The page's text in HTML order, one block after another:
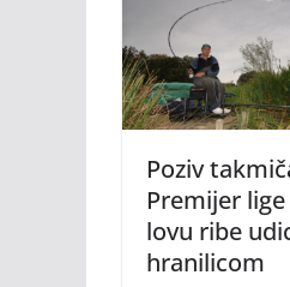
Poziv
Premijer
lovu ribe
hranilicom